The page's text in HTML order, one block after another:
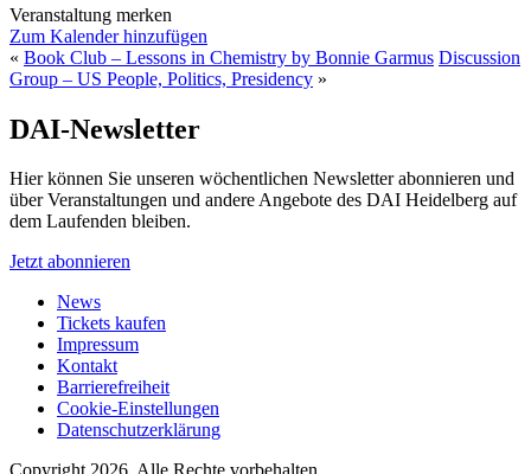
Veranstaltung merken
Zum Kalender hinzufügen
« Book Club – Lessons in Chemistry by Bonnie Garmus Discussion
Group – US People, Politics, Presidency »
DAI-Newsletter
Hier können Sie unseren wöchentlichen Newsletter abonnieren und
über Veranstaltungen und andere Angebote des DAI Heidelberg auf
dem Laufenden bleiben.
Jetzt abonnieren
News
Tickets kaufen
Impressum
Kontakt
Barrierefreiheit
Cookie-Einstellungen
Datenschutzerklärung